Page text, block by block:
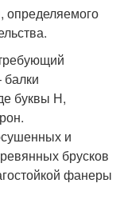
определяемого
балки
буквы Н,
и
брусков
фанеры